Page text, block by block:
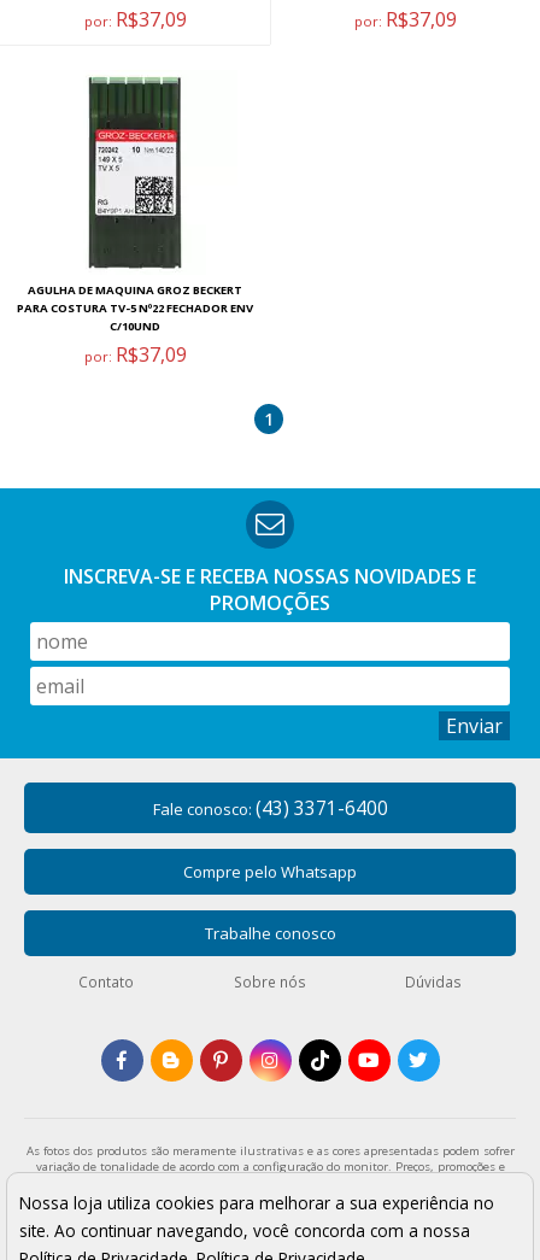
por: R$37,09 por: R$37,09
AGULHA DE MAQUINA GROZ BECKERT
PARA COSTURA TV-5 Nº22 FECHADOR ENV
C/10UND
por: R$37,09
1
INSCREVA-SE E RECEBA NOSSAS NOVIDADES E
PROMOÇÕES
Enviar
Fale conosco: (43) 3371-6400
Compre pelo Whatsapp
Trabalhe conosco
Contato Sobre nós Dúvidas
As fotos dos produtos são meramente ilustrativas e as cores apresentadas podem sofrer
variação de tonalidade de acordo com a configuração do monitor. Preços, promoções e
enquanto durar o estoque. Os preços apresentados são válidos para pagamentos a vista
e podem sofrer alterações sem aviso prévio. Vendas sujeitas a análise e confirmação de
dados.
Armarinho São José - Todos os direitos reservados
Nossa loja utiliza cookies para melhorar a sua experiência no
site. Ao continuar navegando, você concorda com a nossa